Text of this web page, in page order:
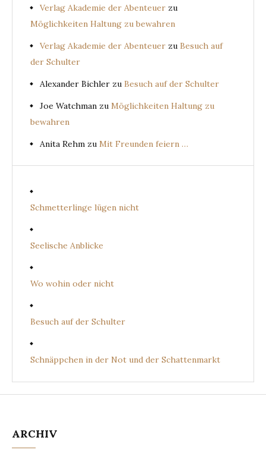
Verlag Akademie der Abenteuer zu
Möglichkeiten Haltung zu bewahren
Verlag Akademie der Abenteuer zu Besuch auf
der Schulter
Alexander Bichler zu Besuch auf der Schulter
Joe Watchman zu Möglichkeiten Haltung zu
bewahren
Anita Rehm zu Mit Freunden feiern …
Schmetterlinge lügen nicht
Seelische Anblicke
Wo wohin oder nicht
Besuch auf der Schulter
Schnäppchen in der Not und der Schattenmarkt
ARCHIV